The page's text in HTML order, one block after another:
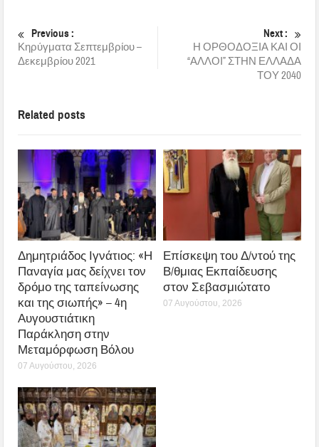
Previous :
Κηρύγματα Σεπτεμβρίου –
Δεκεμβρίου 2021
Next :
Η ΟΡΘΟΔΟΞΙΑ ΚΑΙ ΟΙ
“ΑΛΛΟΙ” ΣΤΗΝ ΕΛΛΑΔΑ
ΤΟΥ 2040
Related posts
Δημητριάδος Ιγνάτιος: «Η
Παναγία μας δείχνει τον
δρόμο της ταπείνωσης
και της σιωπής» – 4η
Αυγουστιάτικη
Παράκληση στην
Μεταμόρφωση Βόλου
07 Αυγούστου, 2026
Επίσκεψη του Δ/ντού της
Β/θμιας Εκπαίδευσης
στον Σεβασμιώτατο
07 Αυγούστου, 2026